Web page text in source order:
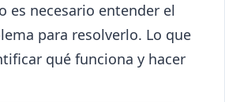
es necesario entender el
para resolverlo. Lo que
qué funciona y hacer